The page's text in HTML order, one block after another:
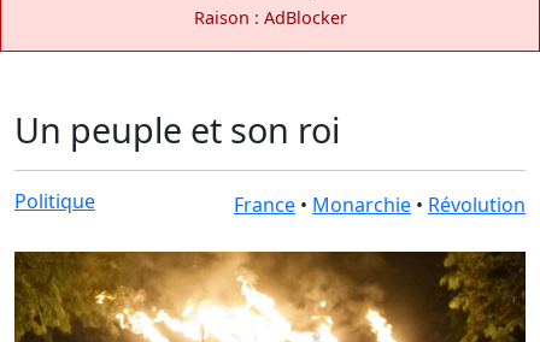
Raison : AdBlocker
Un peuple et son roi
Politique France • Monarchie • Révolution